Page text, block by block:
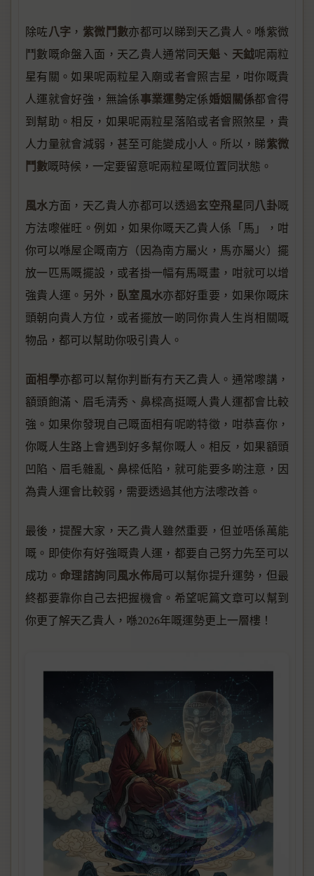
除咗八字 ， 紫微鬥數亦都可以睇到天乙貴人。喺紫微
鬥數嘅命盤入面，天乙貴人通常同天魁 、 天鉞呢兩粒
星有關。如果呢兩粒星入廟或者會照吉星，咁你嘅貴
人運就會好強，無論係事業運勢定係婚姻關係都會得
到幫助。相反，如果呢兩粒星落陷或者會照煞星，貴
人力量就會減弱，甚至可能變成小人。所以，睇紫微
鬥數嘅時候，一定要留意呢兩粒星嘅位置同狀態。
風水方面，天乙貴人亦都可以透過玄空飛星同八卦嘅
方法嚟催旺。例如，如果你嘅天乙貴人係「馬」，咁
你可以喺屋企嘅南方（因為南方屬火，馬亦屬火）擺
放一匹馬嘅擺設，或者掛一幅有馬嘅畫，咁就可以增
強貴人運。另外， 臥室風水亦都好重要，如果你嘅床
頭朝向貴人方位，或者擺放一啲同你貴人生肖相關嘅
物品，都可以幫助你吸引貴人。
面相學亦都可以幫你判斷有冇天乙貴人。通常嚟講，
額頭飽滿、眉毛清秀、鼻樑高挺嘅人貴人運都會比較
強。如果你發現自己嘅面相有呢啲特徵，咁恭喜你，
你嘅人生路上會遇到好多幫你嘅人。相反，如果額頭
凹陷、眉毛雜亂、鼻樑低陷，就可能要多啲注意，因
為貴人運會比較弱，需要透過其他方法嚟改善。
最後，提醒大家，天乙貴人雖然重要，但並唔係萬能
嘅。即使你有好強嘅貴人運，都要自己努力先至可以
成功。 命理諮詢同風水佈局可以幫你提升運勢，但最
終都要靠你自己去把握機會。希望呢篇文章可以幫到
你更了解天乙貴人，喺2026年嘅運勢更上一層樓！